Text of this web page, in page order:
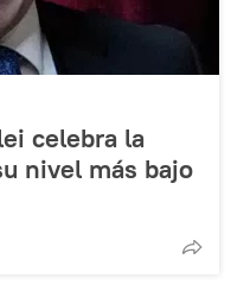
celebra la
nivel más bajo